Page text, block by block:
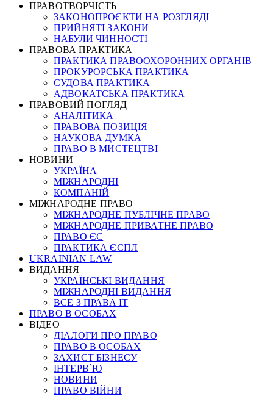
ПРАВОТВОРЧІСТЬ
ЗАКОНОПРОЄКТИ НА РОЗГЛЯДІ
ПРИЙНЯТІ ЗАКОНИ
НАБУЛИ ЧИННОСТІ
ПРАВОВА ПРАКТИКА
ПРАКТИКА ПРАВООХОРОННИХ ОРГАНІВ
ПРОКУРОРСЬКА ПРАКТИКА
СУДОВА ПРАКТИКА
АДВОКАТСЬКА ПРАКТИКА
ПРАВОВИЙ ПОГЛЯД
АНАЛІТИКА
ПРАВОВА ПОЗИЦІЯ
НАУКОВА ДУМКА
ПРАВО В МИСТЕЦТВІ
НОВИНИ
УКРАЇНА
МІЖНАРОДНІ
КОМПАНІЙ
МІЖНАРОДНЕ ПРАВО
МІЖНАРОДНЕ ПУБЛІЧНЕ ПРАВО
МІЖНАРОДНЕ ПРИВАТНЕ ПРАВО
ПРАВО ЄС
ПРАКТИКА ЄСПЛ
UKRAINIAN LAW
ВИДАННЯ
УКРАЇНСЬКІ ВИДАННЯ
МІЖНАРОДНІ ВИДАННЯ
ВСЕ З ПРАВА ІТ
ПРАВО В ОСОБАХ
ВІДЕО
ДІАЛОГИ ПРО ПРАВО
ПРАВО В ОСОБАХ
ЗАХИСТ БІЗНЕСУ
ІНТЕРВ`Ю
НОВИНИ
ПРАВО ВІЙНИ